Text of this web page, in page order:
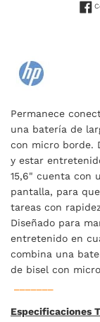
Permanece
una batería de
con micro borde.
y estar
15,6" cuenta con
pantalla, para
tareas con
Diseñado para
entretenido en
combina una
de bisel con
Especificaciones